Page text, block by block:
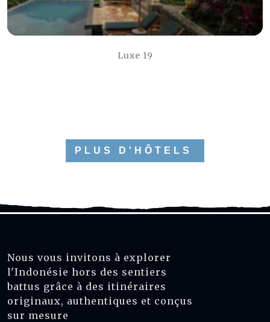
Luxe 19
PLUS D'HÔTELS
Nous vous invitons à explorer
l'Indonésie hors des sentiers
battus grâce à des itinéraires
originaux, authentiques et conçus
sur mesure